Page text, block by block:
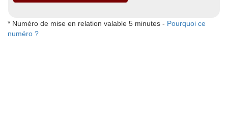
* Numéro de mise en relation valable 5 minutes - Pourquoi ce
numéro ?